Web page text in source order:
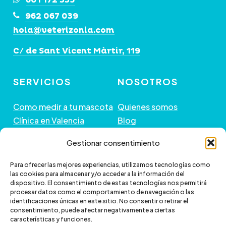
Gestionar consentimiento
Para ofrecer las mejores experiencias, utilizamos tecnologías como
las cookies para almacenar y/o acceder a la información del
dispositivo. El consentimiento de estas tecnologías nos permitirá
procesar datos como el comportamiento de navegación o las
identificaciones únicas en este sitio. No consentir o retirar el
consentimiento, puede afectar negativamente a ciertas
características y funciones.
la
página
de
producto
962 067 039
hola@veterizonia.com
C/ de Sant Vicent Màrtir, 119
SERVICIOS
Como medir a tu mascota
Clínica en Valencia
NOSOTROS
Quienes somos
Blog
GUÍA DE COMPRA
Preguntas frecuentes
Paga a plazos con Klarna
Paga a plazos con
+ INFORMACIÓN
Política de envío
Cambios y devoluciones
Política de Privacidad